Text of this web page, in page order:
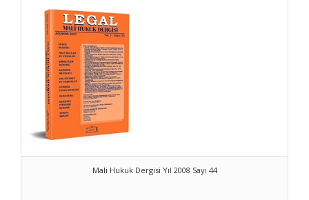
Mali Hukuk Dergisi Yıl 2008 Sayı 44